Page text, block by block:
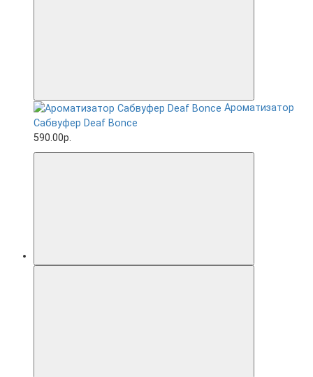
Ароматизатор
Сабвуфер Deaf Bonce
590.00р.